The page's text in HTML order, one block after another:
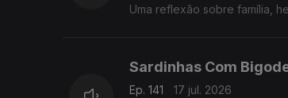
Uma reflexão sobre família,
Sardinhas Com
Ep. 141
17 jul. 2026